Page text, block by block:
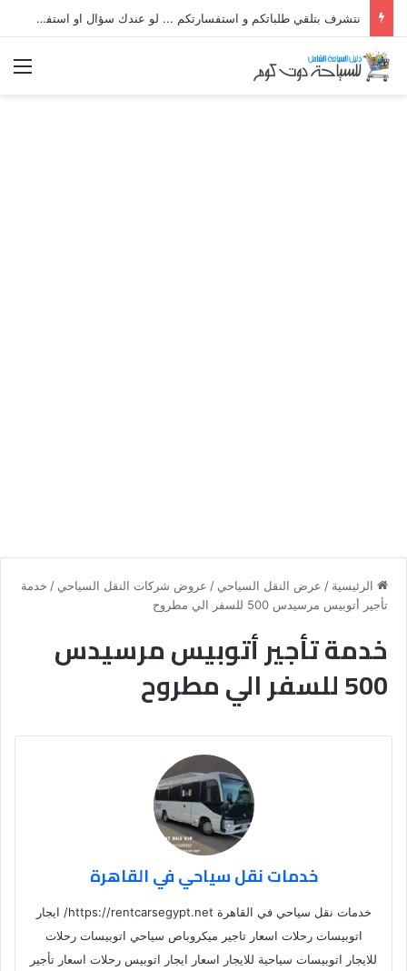
نتشرف بتلقي طلباتكم و استفسارتكم ... لو عندك سؤال او استفسار ماتدرددش فى طلب المساعدة
الرئيسية / عرض النقل السياحي / عروض شركات النقل السياحي / خدمة
تأجير أتوبيس مرسيدس 500 للسفر الي مطروح
خدمة تأجير أتوبيس مرسيدس
500 للسفر الي مطروح
خدمات نقل سياحي في القاهرة
خدمات نقل سياحي في القاهرة https://rentcarsegypt.net/ ايجار
اتوبيسات رحلات اسعار تاجير ميكروباص سياحي اتوبيسات رحلات
للايجار اتوبيسات سياحية للايجار اسعار ايجار اتوبيس رحلات اسعار تأجير